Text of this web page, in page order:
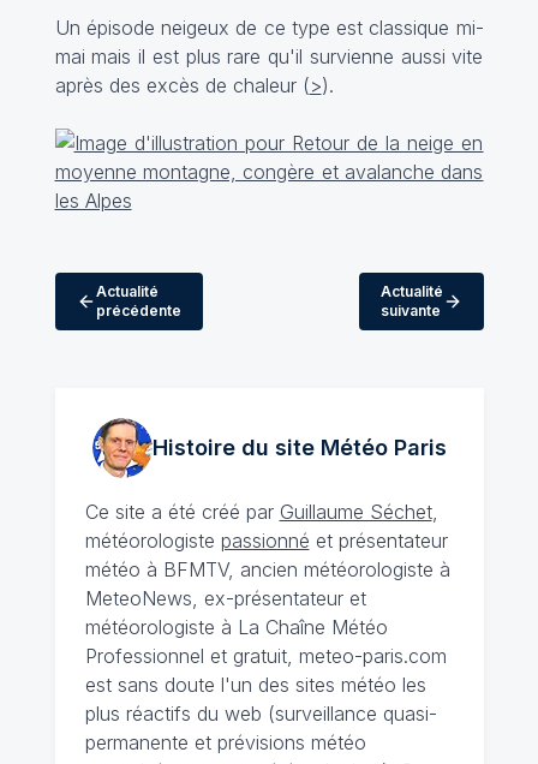
Un épisode neigeux de ce type est classique mi-
mai mais il est plus rare qu'il survienne aussi vite
après des excès de chaleur (>).
Actualité
précédente
Actualité
suivante
Histoire du site MétéoParis
Ce site a été créé par Guillaume Séchet,
météorologiste passionné et présentateur
météo à BFMTV, ancien météorologiste à
MeteoNews, ex-présentateur et
météorologiste à La Chaîne Météo
Professionnel et gratuit, meteo-paris.com
est sans doute l'un des sites météo les
plus réactifs du web (surveillance quasi-
permanente et prévisions météo